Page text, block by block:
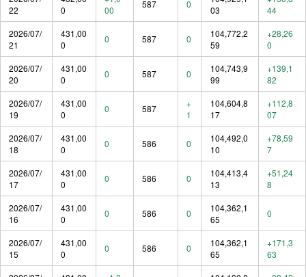
22
0
00
587 0
03
44
2026/07/
21
431,00
0
0 587 0
104,772,2
59
+28,26
0
2026/07/
20
431,00
0
0 587 0
104,743,9
99
+139,1
82
2026/07/
19
431,00
0
0 587
+
1
104,604,8
17
+112,8
07
2026/07/
18
431,00
0
0 586 0
104,492,0
10
+78,59
7
2026/07/
17
431,00
0
0 586 0
104,413,4
13
+51,24
8
2026/07/
16
431,00
0
0 586 0
104,362,1
65
0
2026/07/
15
431,00
0
0 586 0
104,362,1
65
+171,3
63